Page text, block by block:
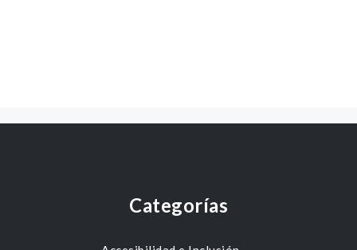
Categorías